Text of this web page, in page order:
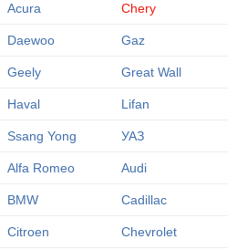
Acura Chery
Daewoo Gaz
Geely Great Wall
Haval Lifan
Ssang Yong УАЗ
Alfa Romeo Audi
BMW Cadillac
Citroen Chevrolet